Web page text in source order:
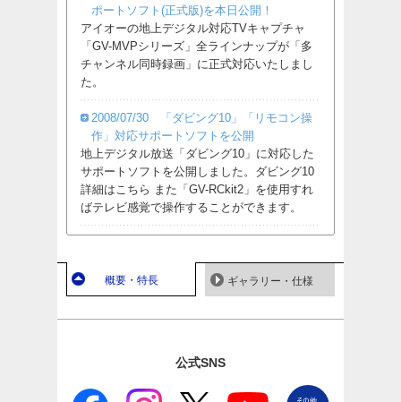
ポートソフト(正式版)を本日公開！
アイオーの地上デジタル対応TVキャプチャ
「GV-MVPシリーズ」全ラインナップが「多
チャンネル同時録画」に正式対応いたしまし
た。
2008/07/30 「ダビング10」「リモコン操
作」対応サポートソフトを公開
地上デジタル放送「ダビング10」に対応した
サポートソフトを公開しました。ダビング10
詳細はこちら また「GV-RCkit2」を使用すれ
ばテレビ感覚で操作することができます。
概要・特長 ギャラリー・仕様
公式SNS